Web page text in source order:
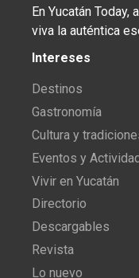
En Yucatán
viva la auténtica
Intereses
Destinos
Gastronomía
Cultura y
Eventos y
Vivir en Yucatán
Directorio
Descargables
Revista
Lo nuevo